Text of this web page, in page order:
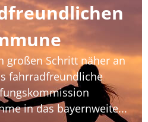
großen Schritt näher an
fahrradfreundliche
in das bayernweite...